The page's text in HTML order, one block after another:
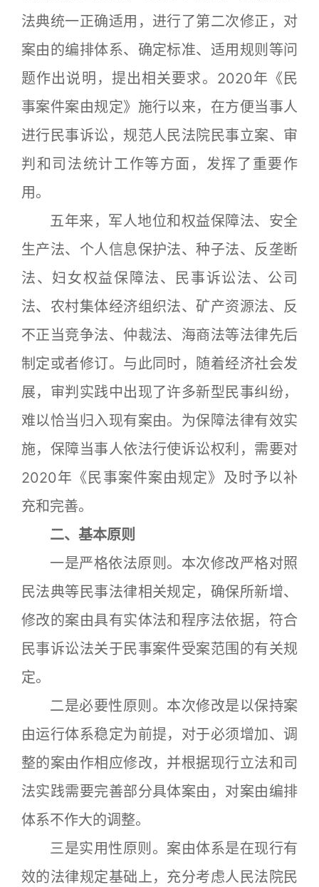
法典统一正确适用，进行了第二次修正，对
案由的编排体系、确定标准、适用规则等问
题作出说明，提出相关要求。2020年《民
事案件案由规定》施行以来，在方便当事人
进行民事诉讼，规范人民法院民事立案、审
判和司法统计工作等方面，发挥了重要作
用。
五年来，军人地位和权益保障法、安全
生产法、个人信息保护法、种子法、反垄断
法、妇女权益保障法、民事诉讼法、公司
法、农村集体经济组织法、矿产资源法、反
不正当竞争法、仲裁法、海商法等法律先后
制定或者修订。与此同时，随着经济社会发
展，审判实践中出现了许多新型民事纠纷，
难以恰当归入现有案由。为保障法律有效实
施，保障当事人依法行使诉讼权利，需要对
2020年《民事案件案由规定》及时予以补
充和完善。
二、基本原则
一是严格依法原则。本次修改严格对照
民法典等民事法律相关规定，确保所新增、
修改的案由具有实体法和程序法依据，符合
民事诉讼法关于民事案件受案范围的有关规
定。
二是必要性原则。本次修改是以保持案
由运行体系稳定为前提，对于必须增加、调
整的案由作相应修改，并根据现行立法和司
法实践需要完善部分具体案由，对案由编排
体系不作大的调整。
三是实用性原则。案由体系是在现行有
效的法律规定基础上，充分考虑人民法院民